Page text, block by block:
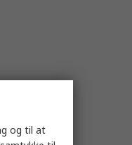
og til at